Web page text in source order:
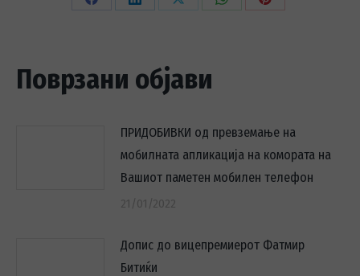
Share
Share
Share
Share
Share
Поврзани објави
ПРИДОБИВКИ од превземање на
мобилната апликација на комората на
Вашиот паметен мобилен телефон
21/01/2022
Допис до вицепремиерот Фатмир
Битиќи